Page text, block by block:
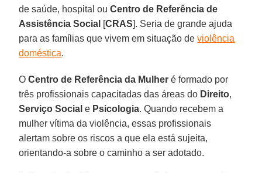
de saúde, hospital ouCentro de Referência de
Assistência Social [CRAS]. Seria de grande ajuda
para as famílias que vivem em situação deviolência
doméstica.
OCentro de Referência da Mulher é formado por
três profissionais capacitadas das áreas do Direito,
Serviço Social e Psicologia. Quando recebem a
mulher vítima da violência, essas profissionais
alertam sobre os riscos a que ela está sujeita,
orientando-a sobre o caminho a ser adotado.